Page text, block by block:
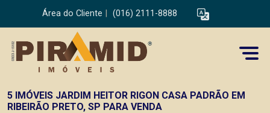
Área do Cliente (016) 2111-8888
5 IMÓVEIS JARDIM HEITOR RIGON CASA PADRÃO EM
RIBEIRÃO PRETO, SP PARA VENDA